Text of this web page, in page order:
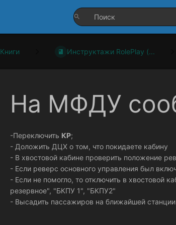
Книги Инструктажи RolePlay (...
На МФДУ
-Переключить КР;
- Доложить ДЦХ о том, что покидаете кабину
- В хвостовой кабине проверить положение
- Если реверс основного управления был
- Если не помогло, то отключить в хвостовой
резервное", "БКПУ 1", "БКПУ2"
- Высадить пассажиров на ближайшей станции